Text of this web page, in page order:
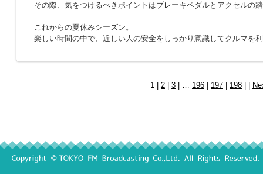
その際、気をつけるべきポイントはブレーキペダルとアクセルの
これからの夏休みシーズン。
楽しい時間の中で、近しい人の安全をしっかり意識してクルマを
1 | 2 3 | … 196 197 198